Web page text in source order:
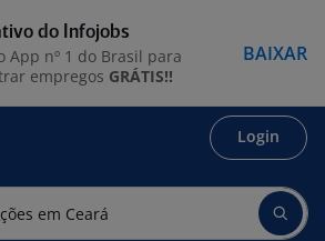
Login
do Infojobs
App nº 1 do Brasil para
empregos GRÁTIS!!
BAIXAR